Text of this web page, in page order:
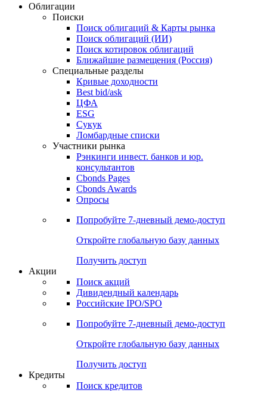
Облигации
Поиски
Поиск облигаций & Карты рынка
Поиск облигаций (ИИ)
Поиск котировок облигаций
Ближайшие размещения (Россия)
Специальные разделы
Кривые доходности
Best bid/ask
ЦФА
ESG
Сукук
Ломбардные списки
Участники рынка
Рэнкинги инвест. банков и юр.
консультантов
Cbonds Pages
Cbonds Awards
Опросы
Попробуйте 7-дневный демо-доступ
Откройте глобальную базу данных
Получить доступ
Акции
Поиск акций
Дивидендный календарь
Российские IPO/SPO
Попробуйте 7-дневный демо-доступ
Откройте глобальную базу данных
Получить доступ
Кредиты
Поиск кредитов